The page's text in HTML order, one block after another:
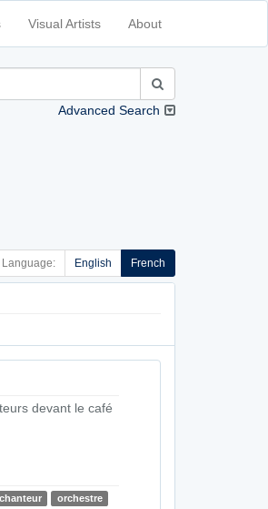
Visual Artists About
Advanced Search
Language: English French
devant le café
chanteur
orchestre